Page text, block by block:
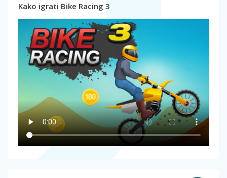
Kako igrati Bike Racing 3